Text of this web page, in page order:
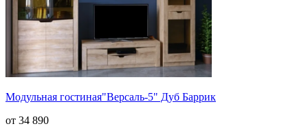
Модульная гостиная"Версаль-5" Дуб Баррик
от 34 890